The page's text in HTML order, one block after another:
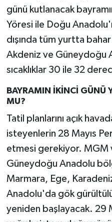
günü kutlanacak
Yöresi ile Doğu
dışında tüm yurtta
Akdeniz ve Güneydoğu
sıcaklıklar 30 ile 32
BAYRAMIN İKİNCİ GÜNÜ
MU?
Tatil planlarını açık
isteyenlerin 28 Mayıs
etmesi gerekiyor. MGM
Güneydoğu Anadolu
Marmara, Ege,
Anadolu'da gök
yeniden başlayacak. 29